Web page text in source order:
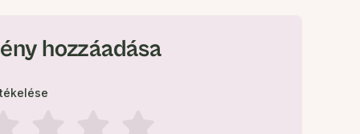
hozzáadása